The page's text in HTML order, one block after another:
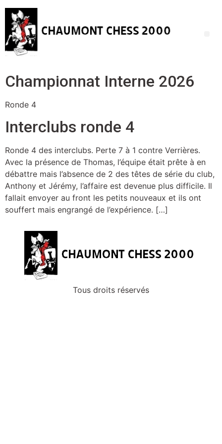
Championnat Interne 2026
Ronde 4
Interclubs ronde 4
Ronde 4 des interclubs. Perte 7 à 1 contre Verrières.
Avec la présence de Thomas, l’équipe était prête à en
débattre mais l’absence de 2 des têtes de série du club,
Anthony et Jérémy, l’affaire est devenue plus difficile. Il
fallait envoyer au front les petits nouveaux et ils ont
souffert mais engrangé de l’expérience. […]
Tous droits réservés